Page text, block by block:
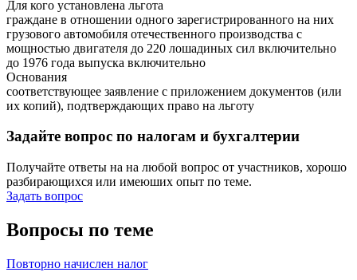
Для кого установлена льгота
граждане в отношении одного зарегистрированного на них
грузового автомобиля отечественного производства с
мощностью двигателя до 220 лошадиных сил включительно
до 1976 года выпуска включительно
Основания
соответствующее заявление с приложением документов (или
их копий), подтверждающих право на льготу
Задайте вопрос по налогам и бухгалтерии
Получайте ответы на на любой вопрос от участников, хорошо
разбирающихся или имеюших опыт по теме.
Задать вопрос
Вопросы по теме
Повторно начислен налог